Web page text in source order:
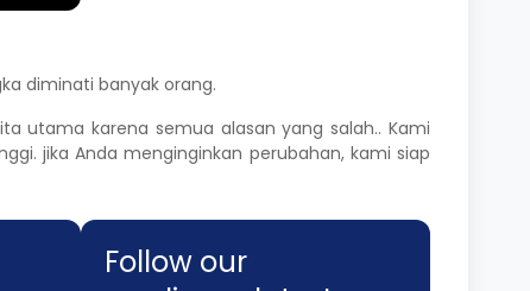
diminati banyak orang.
utama karena semua alasan yang salah.. Kami
jika Anda menginginkan perubahan, kami siap
Follow our